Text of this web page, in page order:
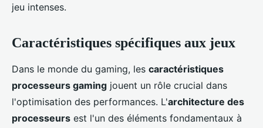
jeu intenses.
Caractéristiques spécifiques aux jeux
Dans le monde du gaming, les caractéristiques
processeurs gaming jouent un rôle crucial dans
l'optimisation des performances. L'architecture des
processeurs est l'un des éléments fondamentaux à